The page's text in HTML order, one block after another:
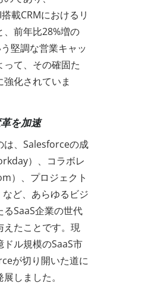
載CRMにおけるリ
、前年比28%増の
堅調な営業キャッ
って、その確固た
化されていま
を加速
は、Salesforceの成
）、コラボレ
）、プロジェクト
ど、あらゆるビジ
SaaS企業の世代
えたことです。現
ル規模のSaaS市
が切り開いた道に
しました。